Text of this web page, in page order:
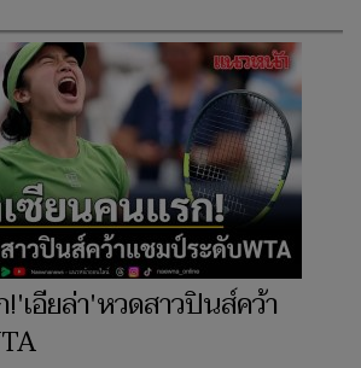
เอียล่า'หวดสาวปินส์คว้า